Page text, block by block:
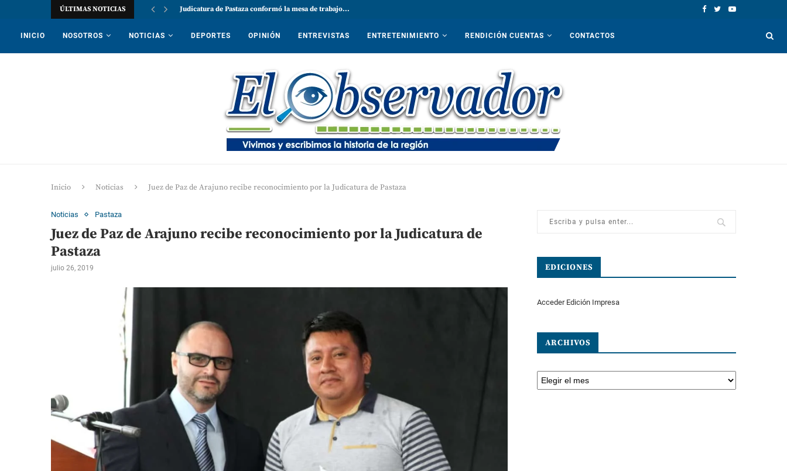
ÚLTIMAS NOTICIAS Judicatura de Pastaza conformó la mesa de trabajo...
INICIO NOSOTROS NOTICIAS DEPORTES OPINIÓN ENTREVISTAS ENTRETENIMIENTO RENDICIÓN CUENTAS CONTACTOS
Inicio Noticias Juez de Paz de Arajuno recibe reconocimiento por la Judicatura de Pastaza
Noticias Pastaza
Juez de Paz de Arajuno recibe reconocimiento por la Judicatura de
Pastaza
julio 26, 2019 EDICIONES
Acceder Edición Impresa
ARCHIVOS